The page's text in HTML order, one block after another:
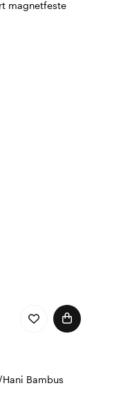
magnetfeste
Bambus